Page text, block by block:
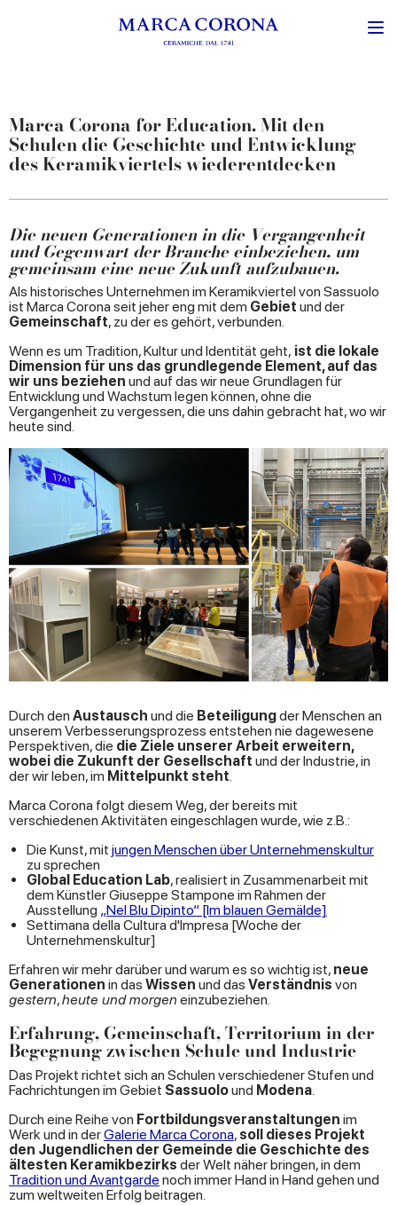
Marca Corona for Education. Mit den
Schulen die Geschichte und Entwicklung
des Keramikviertels wiederentdecken
Die neuen Generationen in die Vergangenheit
und Gegenwart der Branche einbeziehen, um
gemeinsam eine neue Zukunft aufzubauen.
Als historisches Unternehmen im Keramikviertel von Sassuolo
ist Marca Corona seit jeher eng mit dem Gebiet und der
Gemeinschaft, zu der es gehört, verbunden.
Wenn es um Tradition, Kultur und Identität geht, ist die lokale
Dimension für uns das grundlegende Element, auf das
wir uns beziehen und auf das wir neue Grundlagen für
Entwicklung und Wachstum legen können, ohne die
Vergangenheit zu vergessen, die uns dahin gebracht hat, wo wir
heute sind.
Durch den Austausch und die Beteiligungder Menschen an
unserem Verbesserungsprozess entstehen nie dagewesene
Perspektiven, die die Ziele unserer Arbeit erweitern,
wobei die Zukunft der Gesellschaft und der Industrie, in
der wir leben, im Mittelpunkt steht.
Marca Corona folgt diesem Weg, der bereits mit
verschiedenen Aktivitäten eingeschlagen wurde, wie z.B.:
Die Kunst, mit jungen Menschen über Unternehmenskultur
zu sprechen
Global Education Lab, realisiert in Zusammenarbeit mit
dem Künstler Giuseppe Stampone im Rahmen der
Ausstellung „Nel Blu Dipinto“ [Im blauen Gemälde]
Settimana della Cultura d'Impresa [Woche der
Unternehmenskultur]
Erfahren wir mehr darüber und warum es so wichtig ist, neue
Generationen in das Wissen und das Verständnis von
gestern,heute und morgen einzubeziehen.
Erfahrung, Gemeinschaft, Territorium in der
Begegnung zwischen Schule und Industrie
Das Projekt richtet sich an Schulen verschiedener Stufen und
Fachrichtungen im Gebiet Sassuolound Modena.
Durch eine Reihe von Fortbildungsveranstaltungen im
Werk und in derGalerie Marca Corona, soll dieses Projekt
den Jugendlichen der Gemeinde die Geschichte des
ältesten Keramikbezirks der Welt näher bringen, in dem
Tradition und Avantgarde noch immer Hand in Hand gehen und
zum weltweiten Erfolg beitragen.